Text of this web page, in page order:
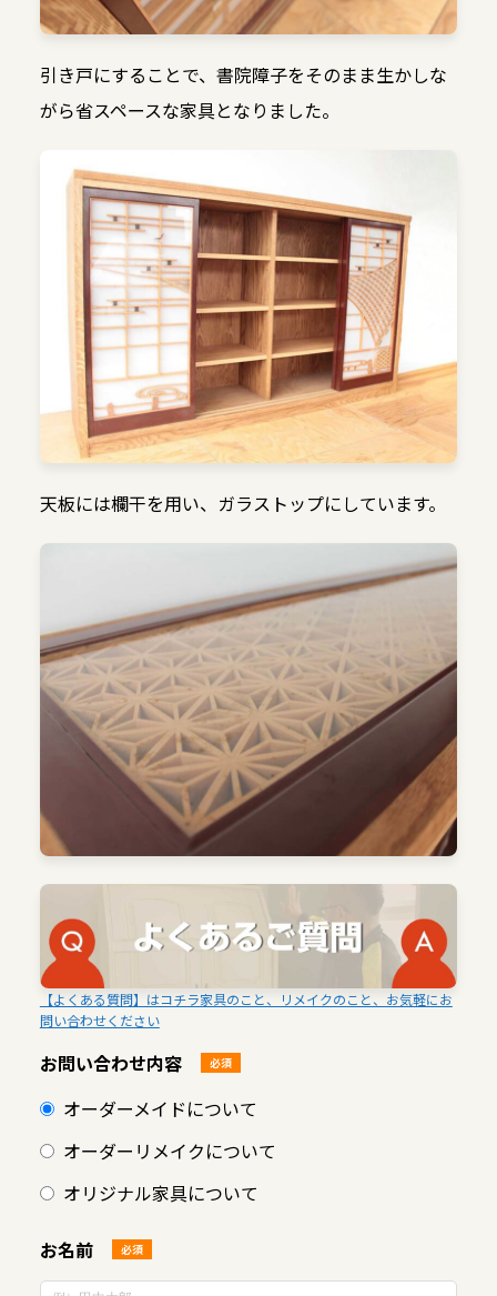
引き戸にすることで、書院障子をそのまま生かしな
がら省スペースな家具となりました。
天板には欄干を用い、ガラストップにしています。
【よくある質問】はコチラ家具のこと、リメイクのこと、お気軽にお
問い合わせください
お問い合わせ内容 必須
オーダーメイドについて
オーダーリメイクについて
オリジナル家具について
お名前 必須